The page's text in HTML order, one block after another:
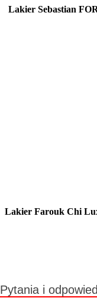
Lakier Sebastian
Lakier Farouk Chi
Pytania i